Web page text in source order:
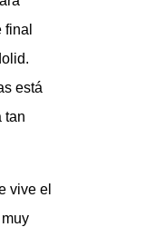
está
tan
vive el